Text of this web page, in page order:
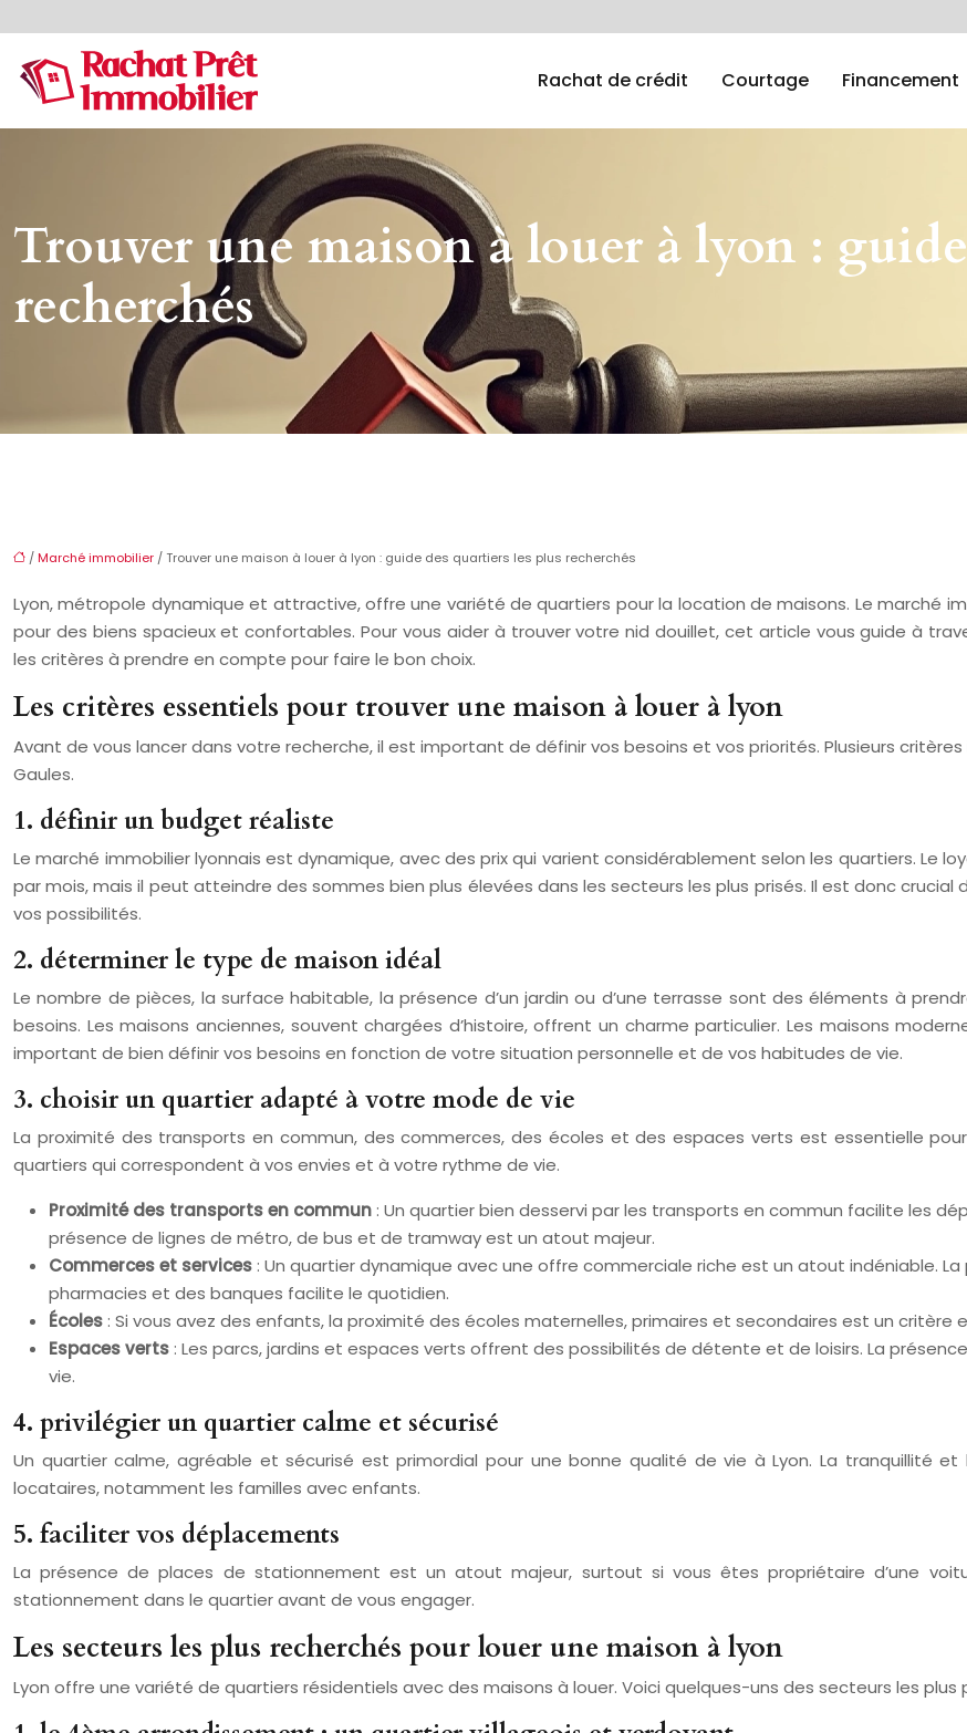
Rachat de crédit Courtage Financement
Trouver une maison à louer à lyon :
recherchés
/ Marché immobilier / Trouver une maison à louer à lyon : guide des quartiers les plus recherchés
Lyon, métropole dynamique et attractive, offre une variété de quartiers pour la location de maisons. Le marché
pour des biens spacieux et confortables. Pour vous aider à trouver votre nid douillet, cet article vous guide à
les critères à prendre en compte pour faire le bon choix.
Les critères essentiels pour trouver une maison à louer à lyon
Avant de vous lancer dans votre recherche, il est important de définir vos besoins et vos priorités. Plusieurs
Gaules.
1. définir un budget réaliste
Le marché immobilier lyonnais est dynamique, avec des prix qui varient considérablement selon les quartiers. Le
par mois, mais il peut atteindre des sommes bien plus élevées dans les secteurs les plus prisés. Il est donc
vos possibilités.
2. déterminer le type de maison idéal
Le nombre de pièces, la surface habitable, la présence d’un jardin ou d’une terrasse sont des éléments à
besoins. Les maisons anciennes, souvent chargées d’histoire, offrent un charme particulier. Les maisons
important de bien définir vos besoins en fonction de votre situation personnelle et de vos habitudes de vie.
3. choisir un quartier adapté à votre mode de vie
La proximité des transports en commun, des commerces, des écoles et des espaces verts est essentielle
quartiers qui correspondent à vos envies et à votre rythme de vie.
Proximité des transports en commun : Un quartier bien desservi par les transports en commun facilite les
présence de lignes de métro, de bus et de tramway est un atout majeur.
Commerces et services : Un quartier dynamique avec une offre commerciale riche est un atout indéniable.
pharmacies et des banques facilite le quotidien.
Écoles : Si vous avez des enfants, la proximité des écoles maternelles, primaires et secondaires est un critère
Espaces verts : Les parcs, jardins et espaces verts offrent des possibilités de détente et de loisirs. La
vie.
4. privilégier un quartier calme et sécurisé
Un quartier calme, agréable et sécurisé est primordial pour une bonne qualité de vie à Lyon. La tranquillité
locataires, notamment les familles avec enfants.
5. faciliter vos déplacements
La présence de places de stationnement est un atout majeur, surtout si vous êtes propriétaire d’une
stationnement dans le quartier avant de vous engager.
Les secteurs les plus recherchés pour louer une maison à lyon
Lyon offre une variété de quartiers résidentiels avec des maisons à louer. Voici quelques-uns des secteurs les plus